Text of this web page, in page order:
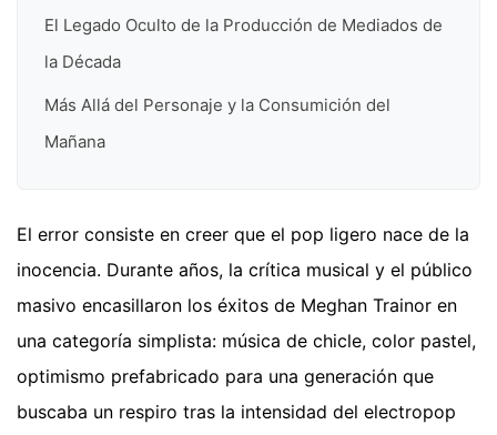
El Legado Oculto de la Producción de Mediados de
la Década
Más Allá del Personaje y la Consumición del
Mañana
El error consiste en creer que el pop ligero nace de la
inocencia. Durante años, la crítica musical y el público
masivo encasillaron los éxitos de Meghan Trainor en
una categoría simplista: música de chicle, color pastel,
optimismo prefabricado para una generación que
buscaba un respiro tras la intensidad del electropop